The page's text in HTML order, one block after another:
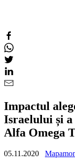
Impactul
Israelului și
Alfa Omega
05.11.2020